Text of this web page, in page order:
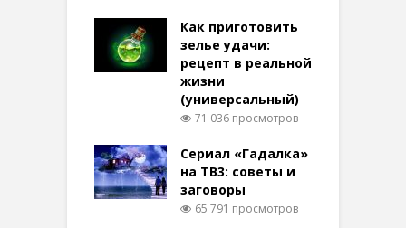
Как приготовить
зелье удачи:
рецепт в реальной
жизни
(универсальный)
71 036 просмотров
Сериал «Гадалка»
на ТВ3: советы и
заговоры
65 791 просмотров